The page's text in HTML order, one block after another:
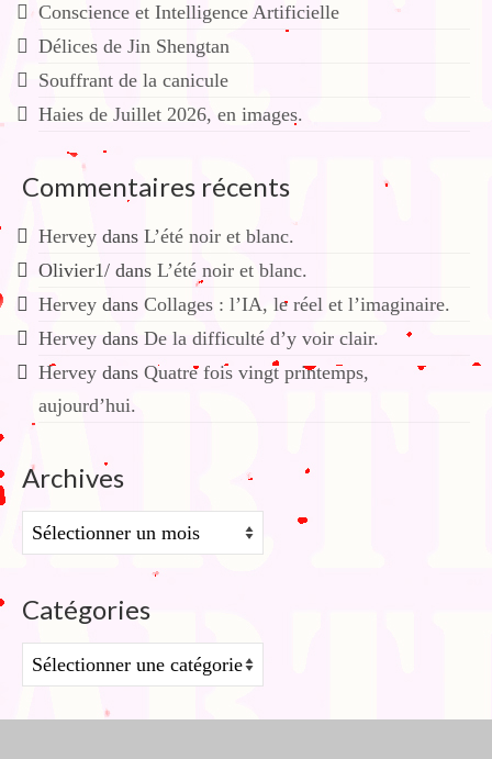
Conscience et Intelligence Artificielle
Délices de Jin Shengtan
Souffrant de la canicule
Haies de Juillet 2026, en images.
Commentaires récents
Hervey dans L’été noir et blanc.
Olivier1/ dans L’été noir et blanc.
Hervey dans Collages : l’IA, le réel et l’imaginaire.
Hervey dans De la difficulté d’y voir clair.
Hervey dans Quatre fois vingt printemps,
aujourd’hui.
Archives
Archives
Catégories
Catégories